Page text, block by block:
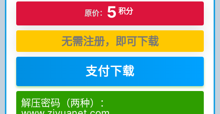
原价： 5 积分
无需注册，即可下载
支付下载
解压密码（两种）：